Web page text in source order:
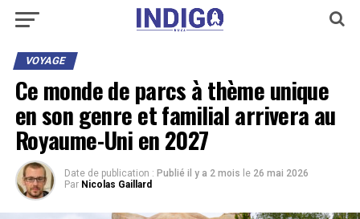
VOYAGE
Ce monde de parcs à thème unique
en son genre et familial arrivera au
Royaume-Uni en 2027
Date de publication : Publié il y a 2 mois le 26 mai 2026
Par Nicolas Gaillard